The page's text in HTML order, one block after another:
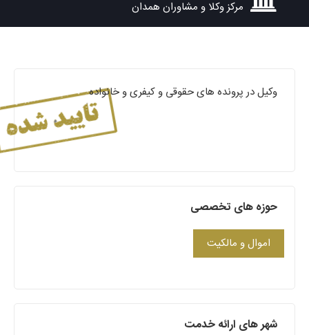
مرکز وکلا و مشاوران همدان
وکیل در پرونده های حقوقی و کیفری و خانواده
حوزه های تخصصی
اموال و مالکیت
شهر های ارائه خدمت